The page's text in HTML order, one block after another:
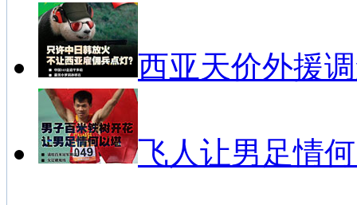
西亚天价外援
飞人让男足情